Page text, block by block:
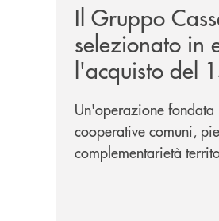
Il Gruppo
selezionato in
l'acquisto del
Cambiano 1884
Un'operazione fondata
cooperative comuni,
complementarietà